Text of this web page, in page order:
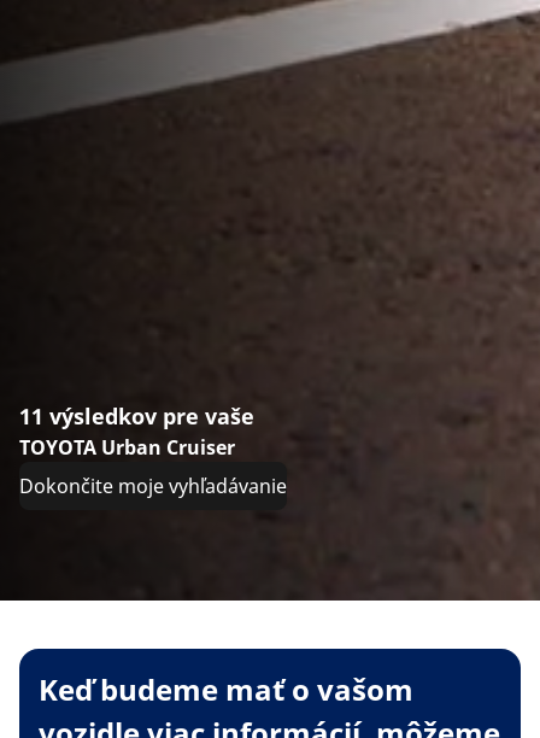
11 výsledkov pre vaše
TOYOTA Urban Cruiser
Dokončite moje vyhľadávanie
Keď budeme mať o vašom